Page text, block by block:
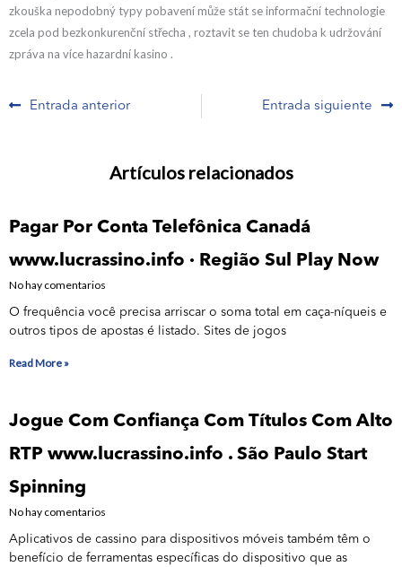
zkouška nepodobný typy pobavení může stát se informační technologie
zcela pod bezkonkurenční střecha , roztavit se ten chudoba k udržování
zpráva na více hazardní kasino .
Prev
Entrada anterior Entrada siguiente
Artículos relacionados
Pagar Por Conta Telefônica Canadá
www.lucrassino.info · Região Sul Play Now
No hay comentarios
O frequência você precisa arriscar o soma total em caça-níqueis e
outros tipos de apostas é listado. Sites de jogos
Read More »
Jogue Com Confiança Com Títulos Com Alto
RTP www.lucrassino.info . São Paulo Start
Spinning
No hay comentarios
Aplicativos de cassino para dispositivos móveis também têm o
benefício de ferramentas específicas do dispositivo que as